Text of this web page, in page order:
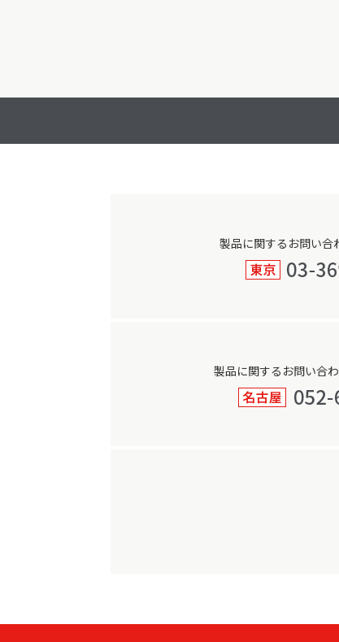
製品に関するお問い合
製品に関するお問い合